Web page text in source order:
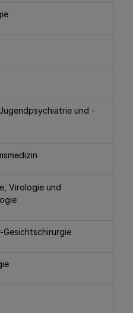
und -
Virologie und